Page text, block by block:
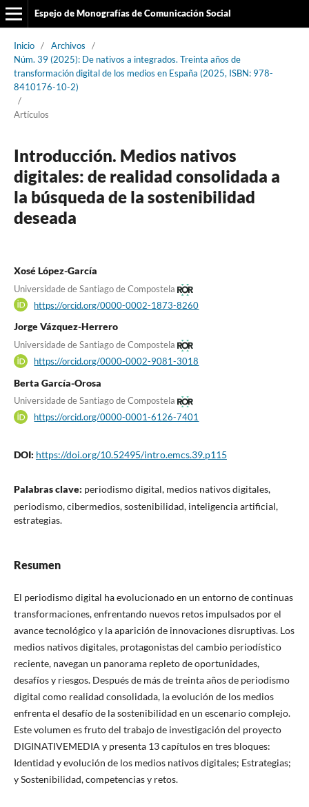
Espejo de Monografías de Comunicación Social
Inicio / Archivos
/
Núm. 39 (2025): De nativos a integrados. Treinta años de
transformación digital de los medios en España (2025, ISBN: 978-
8410176-10-2)
/
Artículos
Introducción. Medios nativos
digitales: de realidad consolidada a
la búsqueda de la sostenibilidad
deseada
Xosé López-García
Universidade de Santiago de Compostela
https://orcid.org/0000-0002-1873-8260
Jorge Vázquez-Herrero
Universidade de Santiago de Compostela
https://orcid.org/0000-0002-9081-3018
Berta García-Orosa
Universidade de Santiago de Compostela
https://orcid.org/0000-0001-6126-7401
DOI: https://doi.org/10.52495/intro.emcs.39.p115
Palabras clave: periodismo digital, medios nativos digitales,
periodismo, cibermedios, sostenibilidad, inteligencia artificial,
estrategias.
Resumen
El periodismo digital ha evolucionado en un entorno de continuas
transformaciones, enfrentando nuevos retos impulsados por el
avance tecnológico y la aparición de innovaciones disruptivas. Los
medios nativos digitales, protagonistas del cambio periodístico
reciente, navegan un panorama repleto de oportunidades,
desafíos y riesgos. Después de más de treinta años de periodismo
digital como realidad consolidada, la evolución de los medios
enfrenta el desafío de la sostenibilidad en un escenario complejo.
Este volumen es fruto del trabajo de investigación del proyecto
DIGINATIVEMEDIA y presenta 13 capítulos en tres bloques:
Identidad y evolución de los medios nativos digitales; Estrategias;
y Sostenibilidad, competencias y retos.